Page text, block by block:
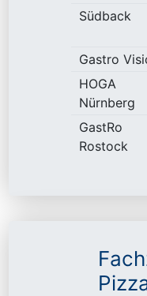
Südback
Gastro
HOGA
Nürnberg
GastRo
Rostock